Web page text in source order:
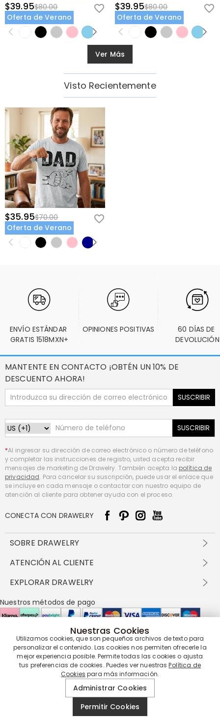
$39.95$80.00
Oferta de Verano
$39.95$80.00
Oferta de Verano
Ver Más
Visto Recientemente
$35.95$70.00
Oferta de Verano
ENVÍO ESTÁNDAR
GRATIS 1518MXN+
OPINIONES POSITIVAS
60 DÍAS DE
DEVOLUCIÓN
MANTENTE EN CONTACTO ¡OBTÉN UN 10% DE
DESCUENTO AHORA!
SUSCRIBIR
SUSCRIBIR
*Al ingresar su dirección de correo electrónico o número de teléfono
y completar las instrucciones de registro, usted acepta recibir
mensajes de marketing de Drawelry. También acepta la política de
privacidad. Para cancelar su suscripción, puede usar el enlace que
se incluye en cada mensaje o contactar con nuestro equipo de
atención al cliente para obtener ayuda con el proceso.
CONECTA CON DRAWELRY
SOBRE DRAWELRY
Sobre nosotros
política de privacidad
Preguntas frecuentes
ATENCIÓN AL CLIENTE
Envío y entrega
Devolución en 60 días
Cómo cuidar
EXPLORAR DRAWELRY
Drawelry Prime
Programa de Recompensas
Nuestros métodos de pago
Nuestros socios de entrega
Nuestra garantía de servicio
DrawelryReservados todos los derechos.
Nuestras Cookies
Utilizamos cookies, que son pequeños archivos de texto para
personalizar el contenido. Las cookies nos permiten ofrecerle la
mejor experiencia posible. Permite todas las cookies o ajusta
tus preferencias de cookies. Puedes ver nuestrasPolítica de
Cookies para más información.
Administrar Cookies
Permitir Cookies